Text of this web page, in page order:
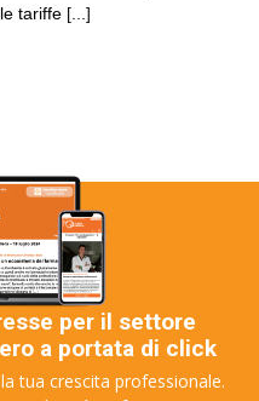
tariffe [...]
per il settore
a portata di click
tua crescita professionale.